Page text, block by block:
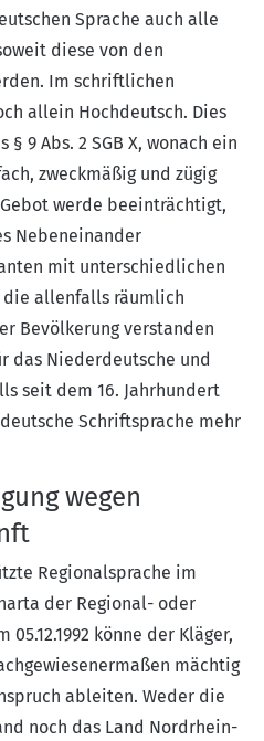
Sprache auch alle
diese von den
Im schriftlichen
allein Hochdeutsch. Dies
9 Abs. 2 SGB X, wonach ein
zweckmäßig und zügig
werde beeinträchtigt,
Nebeneinander
mit unterschiedlichen
allenfalls räumlich
Bevölkerung verstanden
das Niederdeutsche und
seit dem 16. Jahrhundert
Schriftsprache mehr
wegen
Regionalsprache im
der Regional- oder
könne der Kläger,
mächtig
ableiten. Weder die
noch das Land Nordrhein-